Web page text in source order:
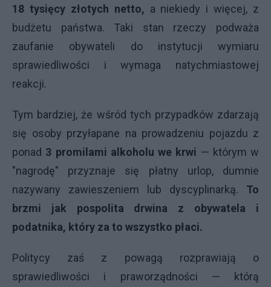
18 tysięcy złotych netto, a niekiedy i więcej, z
budżetu państwa. Taki stan rzeczy podważa
zaufanie obywateli do instytucji wymiaru
sprawiedliwości i wymaga natychmiastowej
reakcji.
Tym bardziej, że wśród tych przypadków zdarzają
się osoby przyłapane na prowadzeniu pojazdu z
ponad 3 promilami alkoholu we krwi — którym w
"nagrodę" przyznaje się płatny urlop, dumnie
nazywany zawieszeniem lub dyscyplinarką. To
brzmi jak pospolita drwina z obywatela i
podatnika, który za to wszystko płaci.
Politycy zaś z powagą rozprawiają o
sprawiedliwości i praworządności — którą